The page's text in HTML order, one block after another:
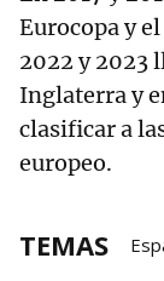
Eurocopa y
2022 y 2023
Inglaterra y
clasificar a
europeo.
TEMAS